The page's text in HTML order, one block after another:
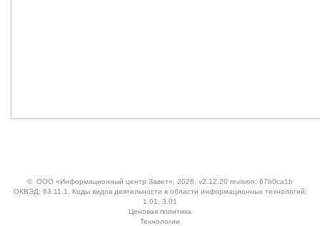
© ООО «Информационный центр Завет» , 2026, v2.12.20 revision: 67b0ca1b
ОКВЭД: 63.11.1, Коды видов деятельности в области информационных технологий:
1.01, 3.01
Ценовая политика
Технологии